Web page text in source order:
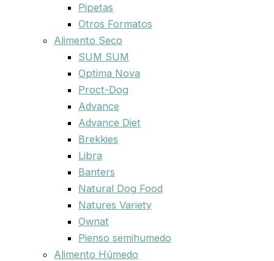
Pipetas
Otros Formatos
Alimento Seco
SUM SUM
Optima Nova
Proct-Dog
Advance
Advance Diet
Brekkies
Libra
Banters
Natural Dog Food
Natures Variety
Ownat
Pienso semihumedo
Alimento Húmedo